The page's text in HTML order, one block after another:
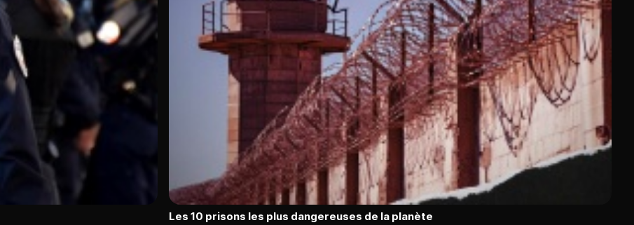
Les 10 prisons les plus dangereuses de la planète